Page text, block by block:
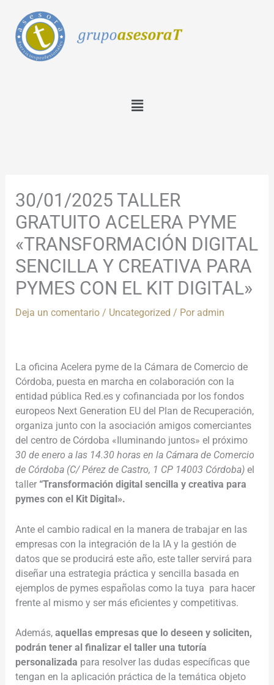
contenido
Menú
30/01/2025 TALLER
GRATUITO ACELERA PYME
«TRANSFORMACIÓN DIGITAL
SENCILLA Y CREATIVA PARA
PYMES CON EL KIT DIGITAL»
Deja un comentario / Uncategorized / Por admin
La oficina Acelera pyme de la Cámara de Comercio de
Córdoba, puesta en marcha en colaboración con la
entidad pública Red.es y cofinanciada por los fondos
europeos Next Generation EU del Plan de Recuperación,
organiza junto con la asociación amigos comerciantes
del centro de Córdoba «Iluminando juntos» el próximo
30 de enero a las 14.30 horas en la Cámara de Comercio
de Córdoba (C/ Pérez de Castro, 1 CP 14003 Córdoba)el
taller “Transformación digital sencilla y creativa para
pymes con el Kit Digital».
Ante el cambio radical en la manera de trabajar en las
empresas con la integración de la IA y la gestión de
datos que se producirá este año, este taller servirá para
diseñar una estrategia práctica y sencilla basada en
ejemplos de pymes españolas como la tuya para hacer
frente al mismo y ser más eficientes y competitivas.
Además, aquellas empresas que lo deseen y soliciten,
podrán tener al finalizar el taller una tutoría
personalizada para resolver las dudas específicas que
tengan en la aplicación práctica de la temática objeto